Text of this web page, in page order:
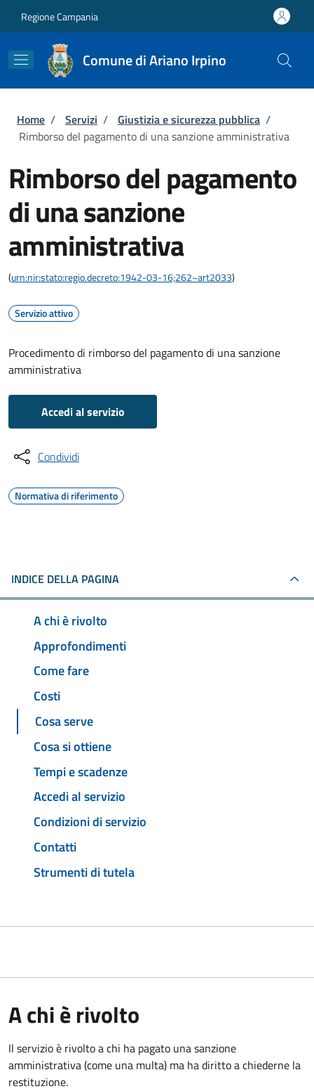
Regione Campania
Comune di Ariano Irpino
Briciole di pane
Home / Servizi / Giustizia e sicurezza pubblica /
Rimborso del pagamento di una sanzione amministrativa
Rimborso del pagamento
di una sanzione
amministrativa
(urn:nir:stato:regio.decreto:1942-03-16;262~art2033)
Servizio attivo
Procedimento di rimborso del pagamento di una sanzione
amministrativa
Accedi al servizio
Condividi
Normativa di riferimento
INDICE DELLA PAGINA
A chi è rivolto
Approfondimenti
Come fare
Costi
Cosa serve
Cosa si ottiene
Tempi e scadenze
Accedi al servizio
Condizioni di servizio
Contatti
Strumenti di tutela
A chi è rivolto
Il servizio è rivolto a chi ha pagato una sanzione
amministrativa (come una multa) ma ha diritto a chiederne la
restituzione.